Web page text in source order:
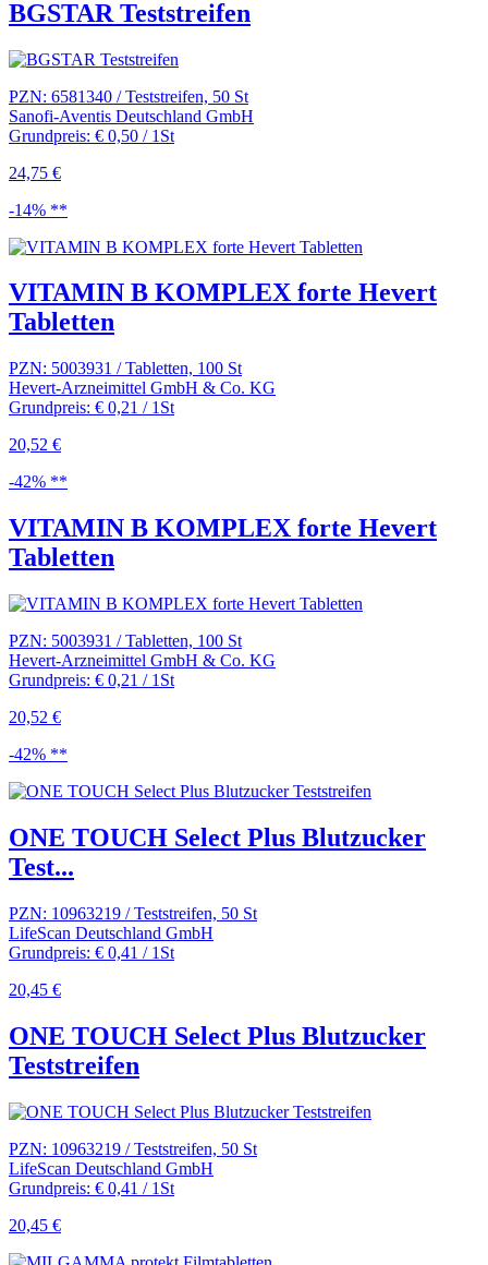
BGSTAR Teststreifen
PZN: 6581340 / Teststreifen, 50 St
Sanofi-Aventis Deutschland GmbH
Grundpreis: € 0,50 / 1St
24,75 €
-14% **
VITAMIN B KOMPLEX forte Hevert
Tabletten
PZN: 5003931 / Tabletten, 100 St
Hevert-Arzneimittel GmbH & Co. KG
Grundpreis: € 0,21 / 1St
20,52 €
-42% **
VITAMIN B KOMPLEX forte Hevert
Tabletten
PZN: 5003931 / Tabletten, 100 St
Hevert-Arzneimittel GmbH & Co. KG
Grundpreis: € 0,21 / 1St
20,52 €
-42% **
ONE TOUCH Select Plus Blutzucker
Test...
PZN: 10963219 / Teststreifen, 50 St
LifeScan Deutschland GmbH
Grundpreis: € 0,41 / 1St
20,45 €
ONE TOUCH Select Plus Blutzucker
Teststreifen
PZN: 10963219 / Teststreifen, 50 St
LifeScan Deutschland GmbH
Grundpreis: € 0,41 / 1St
20,45 €